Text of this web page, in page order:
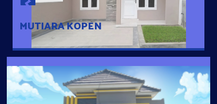
MUTIARA KOPEN